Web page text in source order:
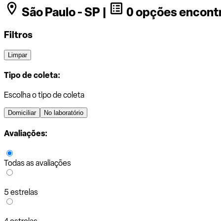
São Paulo - SP |
0 opções
Filtros
Limpar
Tipo de coleta:
Escolha o tipo de coleta
Domiciliar No laboratório
Avaliações:
Todas as avaliações
5 estrelas